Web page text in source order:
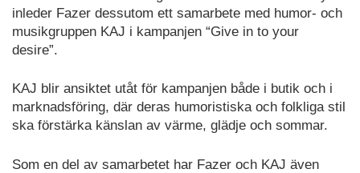
inleder Fazer dessutom ett samarbete med humor- och
musikgruppen KAJ i kampanjen “Give in to your
desire”.
KAJ blir ansiktet utåt för kampanjen både i butik och i
marknadsföring, där deras humoristiska och folkliga stil
ska förstärka känslan av värme, glädje och sommar.
Som en del av samarbetet har Fazer och KAJ även